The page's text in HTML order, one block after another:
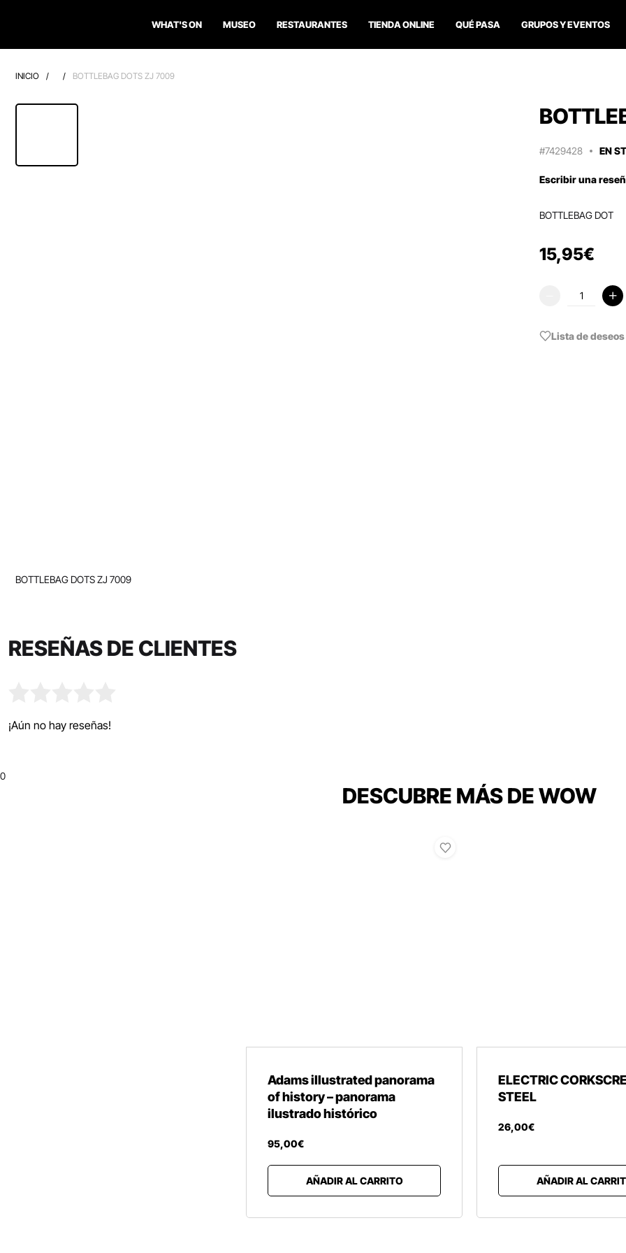
WHAT'S ON MUSEO RESTAURANTES TIENDA ONLINE QUÉ PASA GRUPOS Y EVENTOS
INICIO / / BOTTLEBAG DOTS ZJ 7009
#7429428 EN
Escribir una
BOTTLEBAG DOT
15,95€
Lista de deseos
BOTTLEBAG DOTS ZJ 7009
RESEÑAS DE CLIENTES
¡Aún no hay reseñas!
0
DESCUBRE MÁS DE WOW
Adams illustrated panorama
of history – panorama
ilustrado histórico
95,00€
AÑADIR AL CARRITO
ELECTRIC
STEEL
26,00€
AÑADIR AL